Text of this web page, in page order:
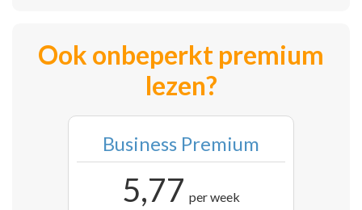
Ook onbeperkt premium
lezen?
Business Premium
5,77 per week